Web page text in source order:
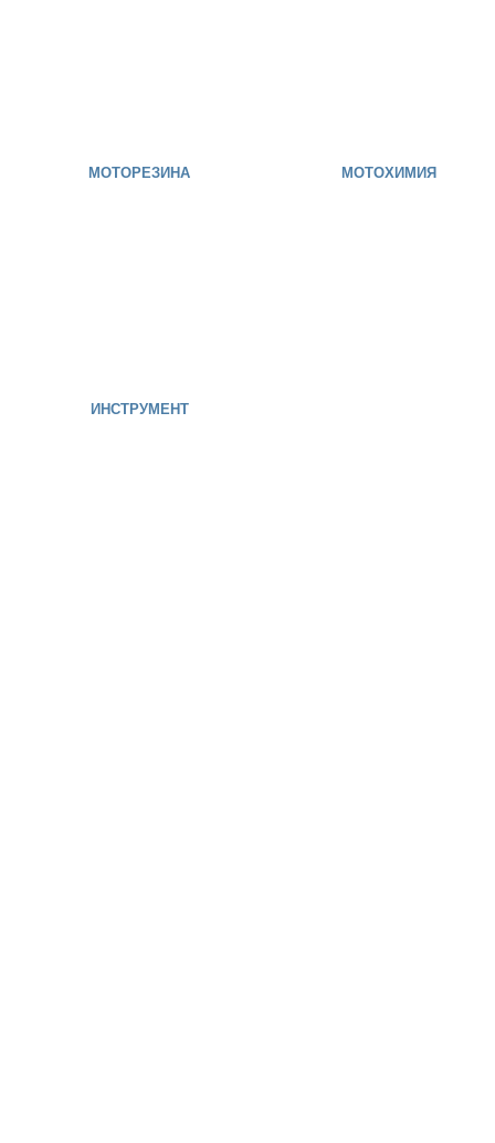
МОТОРЕЗИНА МОТОХИМИЯ
ИНСТРУМЕНТ